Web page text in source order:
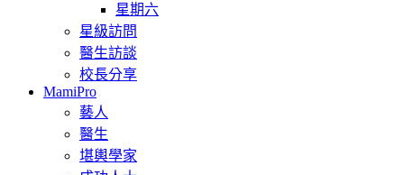
星期六
星級訪問
醫生訪談
校長分享
MamiPro
藝人
醫生
堪輿學家